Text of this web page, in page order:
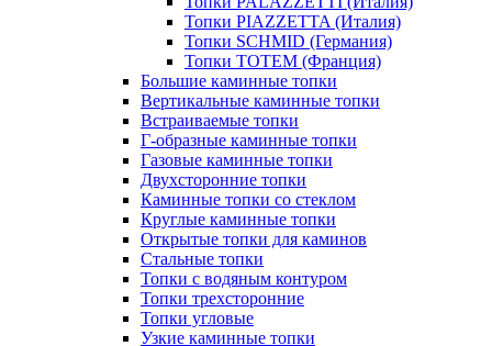
Топки PIAZZETTA (Италия)
Топки SCHMID (Германия)
Топки TOTEM (Франция)
Большие каминные топки
Вертикальные каминные топки
Встраиваемые топки
Г-образные каминные топки
Газовые каминные топки
Двухсторонние топки
Каминные топки со стеклом
Круглые каминные топки
Открытые топки для каминов
Стальные топки
Топки с водяным контуром
Топки трехсторонние
Топки угловые
Узкие каминные топки